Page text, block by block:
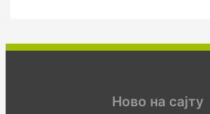
Ново на сајту